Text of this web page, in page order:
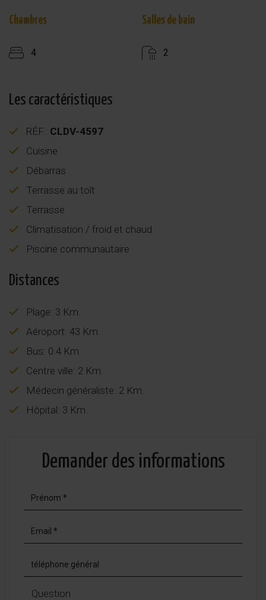
Chambres
4
Salles de bain
2
Les caractéristiques
RÉF.: CLDV-4597
Cuisine
Débarras
Terrasse au toît
Terrasse
Climatisation / froid et chaud
Piscine communautaire
Distances
Plage: 3 Km.
Aéroport: 43 Km.
Bus: 0.4 Km.
Centre ville: 2 Km.
Médecin généraliste: 2 Km.
Hôpital: 3 Km.
Demander des informations
Question